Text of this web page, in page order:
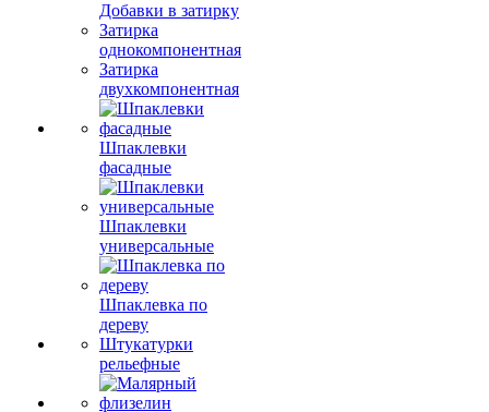
Добавки в затирку
Затирка
однокомпонентная
Затирка
двухкомпонентная
Шпаклевки
фасадные
Шпаклевки
универсальные
Шпаклевка по
дереву
Штукатурки
рельефные